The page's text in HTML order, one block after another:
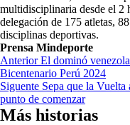
multidisciplinaria desde el 2
delegación de 175 atletas,
disciplinas deportivas.
Prensa Mindeporte
Navegación
de
entradas
AnteriorEl dominó
Bicentenario Perú 2024
Siguente Sepa que la Vuelta
punto de comenzar
Más historias